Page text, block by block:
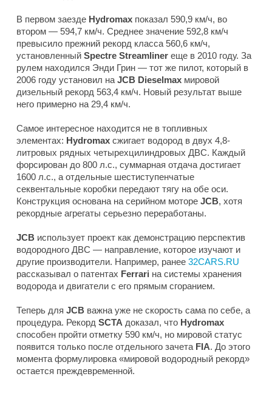
В первом заезде Hydromax показал 590,9 км/ч, во
втором — 594,7 км/ч. Среднее значение 592,8 км/ч
превысило прежний рекорд класса 560,6 км/ч,
установленный Spectre Streamliner еще в 2010 году. За
рулем находился Энди Грин — тот же пилот, который в
2006 году установил на JCB Dieselmax мировой
дизельный рекорд 563,4 км/ч. Новый результат выше
него примерно на 29,4 км/ч.
Самое интересное находится не в топливных
элементах: Hydromax сжигает водород в двух 4,8-
литровых рядных четырехцилиндровых ДВС. Каждый
форсирован до 800 л.с., суммарная отдача достигает
1600 л.с., а отдельные шестиступенчатые
секвентальные коробки передают тягу на обе оси.
Конструкция основана на серийном моторе JCB, хотя
рекордные агрегаты серьезно переработаны.
JCB использует проект как демонстрацию перспектив
водородного ДВС — направление, которое изучают и
другие производители. Например, ранее 32CARS.RU
рассказывал о патентах Ferrari на системы хранения
водорода и двигатели с его прямым сгоранием.
Теперь для JCB важна уже не скорость сама по себе, а
процедура. Рекорд SCTA доказал, что Hydromax
способен пройти отметку 590 км/ч, но мировой статус
появится только после отдельного зачета FIA. До этого
момента формулировка «мировой водородный рекорд»
остается преждевременной.